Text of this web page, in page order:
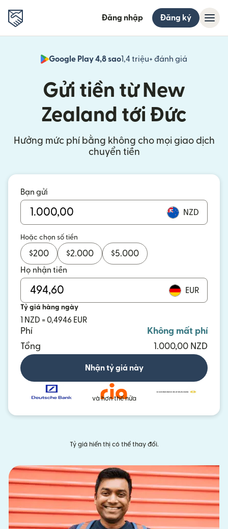
Đăng nhập Đăng ký
Google Play 4,8 sao1,4 triệu+ đánh giá
Gửi tiền từ New
Zealand tới Đức
Hưởng mức phí bằng không cho mọi giao dịch
chuyển tiền
Bạn gửi
NZD
Hoặc chọn số tiền
$200 $2.000 $5.000
Họ nhận tiền
EUR
Tỷ giá hàng ngày
1 NZD = 0,4946 EUR
Phí
Không mất phí
Tổng
1.000,00 NZD
Nhận tỷ giá này
và hơn thế nữa
Tỷ giá hiển thị có thể thay đổi.